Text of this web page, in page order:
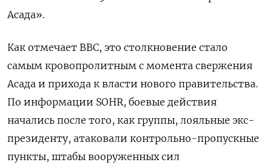
Асада».
Как отмечает BBC, это столкновение стало
самым кровопролитным с момента свержения
Асада и прихода к власти нового правительства.
По информации SOHR, боевые действия
начались после того, как группы, лояльные экс-
президенту, атаковали контрольно-пропускные
пункты, штабы вооруженных сил